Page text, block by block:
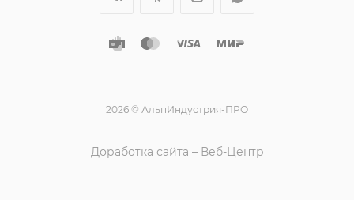
2026 © АльпИндустрия-ПРО
Доработка сайта – Веб-Центр